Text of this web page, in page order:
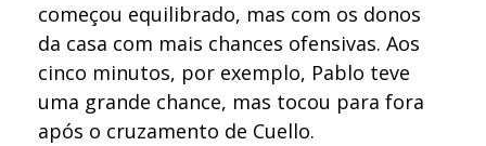
começou equilibrado, mas com os donos
da casa com mais chances ofensivas. Aos
cinco minutos, por exemplo, Pablo teve
uma grande chance, mas tocou para fora
após o cruzamento de Cuello.